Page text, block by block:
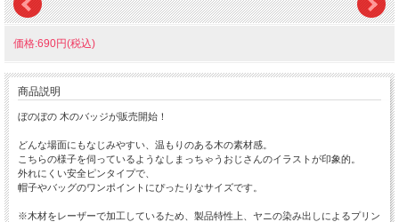
価格:690円(税込)
商品説明
ぼのぼの 木のバッジが販売開始！
どんな場面にもなじみやすい、温もりのある木の素材感。
こちらの様子を伺っているようなしまっちゃうおじさんのイラストが印象的。
外れにくい安全ピンタイプで、
帽子やバッグのワンポイントにぴったりなサイズです。
※木材をレーザーで加工しているため、製品特性上、ヤニの染み出しによるプリン